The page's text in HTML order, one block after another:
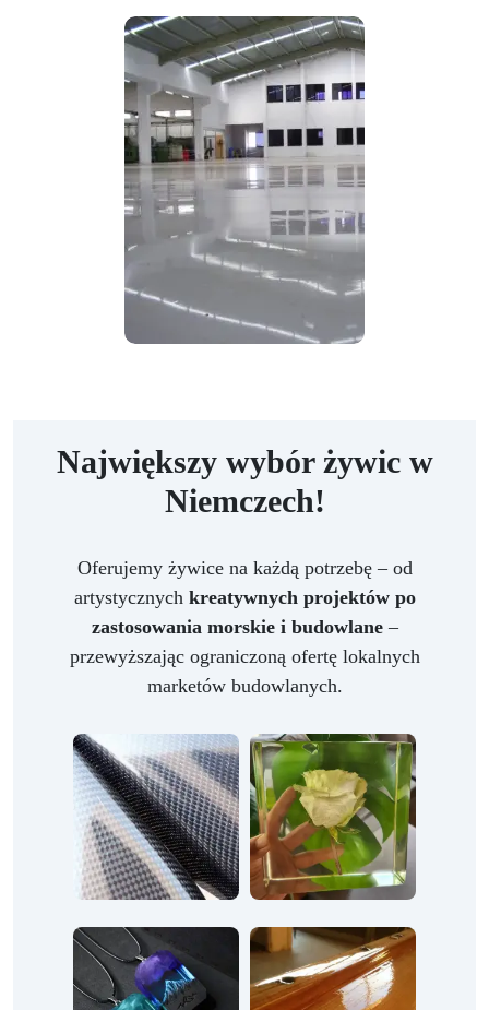
Największy wybór żywic w
Niemczech!
Oferujemy żywice na każdą potrzebę – od
artystycznych kreatywnych projektów po
zastosowania morskie i budowlane–
przewyższając ograniczoną ofertę lokalnych
marketów budowlanych.